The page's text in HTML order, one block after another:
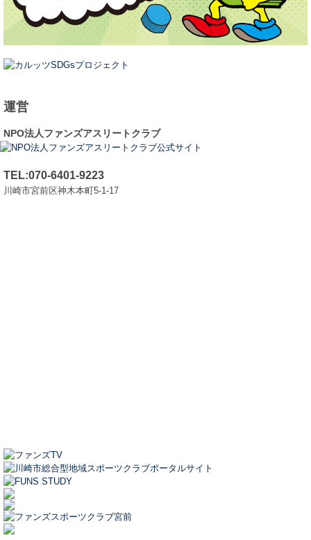
運営
NPO法人ファンズアスリートクラブ
TEL:070-6401-9223
川崎市宮前区神木本町5-1-17